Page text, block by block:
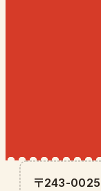
〒243-0025